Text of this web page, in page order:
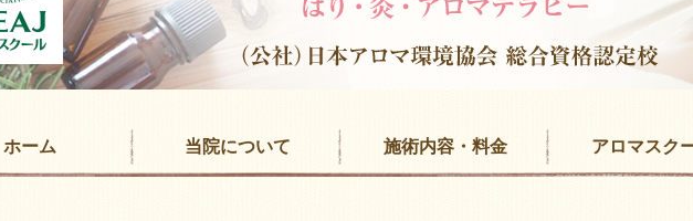
ホーム 当院について 施術内容・料金 アロマスク